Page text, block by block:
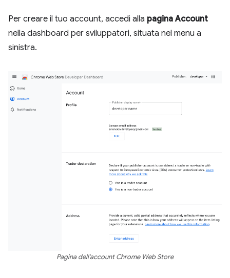
Per creare il tuo account, accedi alla pagina Account
nella dashboard per sviluppatori, situata nel menu a
sinistra.
Pagina dell'account Chrome Web Store